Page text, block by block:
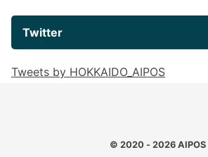
Twitter
Tweets by HOKKAIDO_AIPOS
© 2020 - 2026 AIPOS